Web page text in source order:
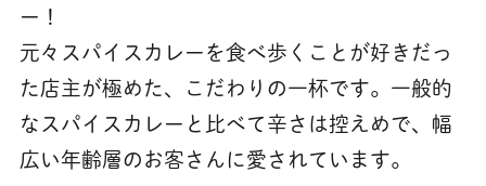
ー！
元々スパイスカレーを食べ歩くことが好きだっ
た店主が極めた、こだわりの一杯です。一般的
なスパイスカレーと比べて辛さは控えめで、幅
広い年齢層のお客さんに愛されています。